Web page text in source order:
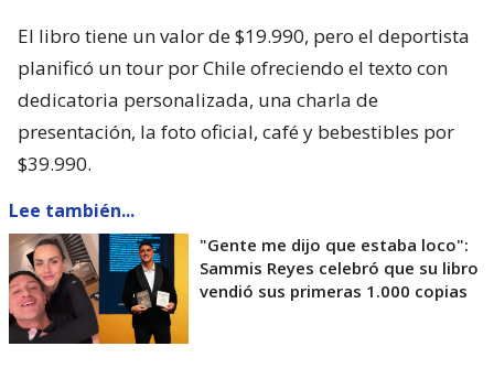
El libro tiene un valor de $19.990, pero el deportista
planificó un tour por Chile ofreciendo el texto con
dedicatoria personalizada, una charla de
presentación, la foto oficial, café y bebestibles por
$39.990.
Lee también...
"Gente me dijo que estaba loco":
Sammis Reyes celebró que su libro
vendió sus primeras 1.000 copias